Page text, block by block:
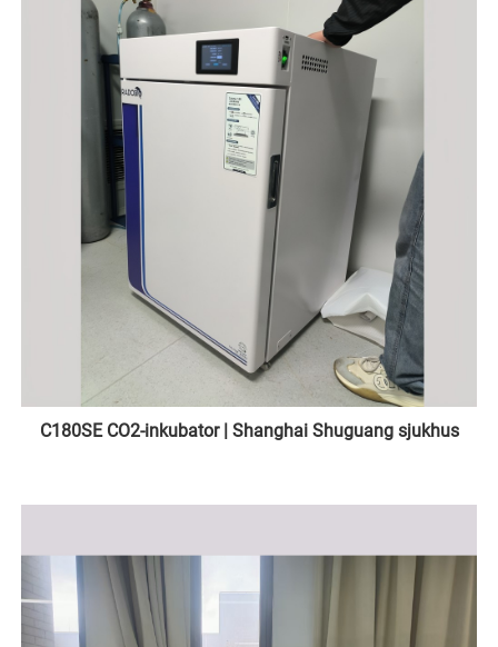
C180SE CO2-inkubator | Shanghai Shuguang sjukhus